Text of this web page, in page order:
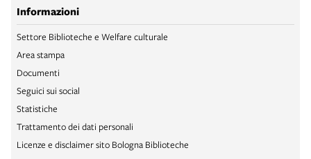
Informazioni
Settore Biblioteche e Welfare culturale
Area stampa
Documenti
Seguici sui social
Statistiche
Trattamento dei dati personali
Licenze e disclaimer sito Bologna Biblioteche